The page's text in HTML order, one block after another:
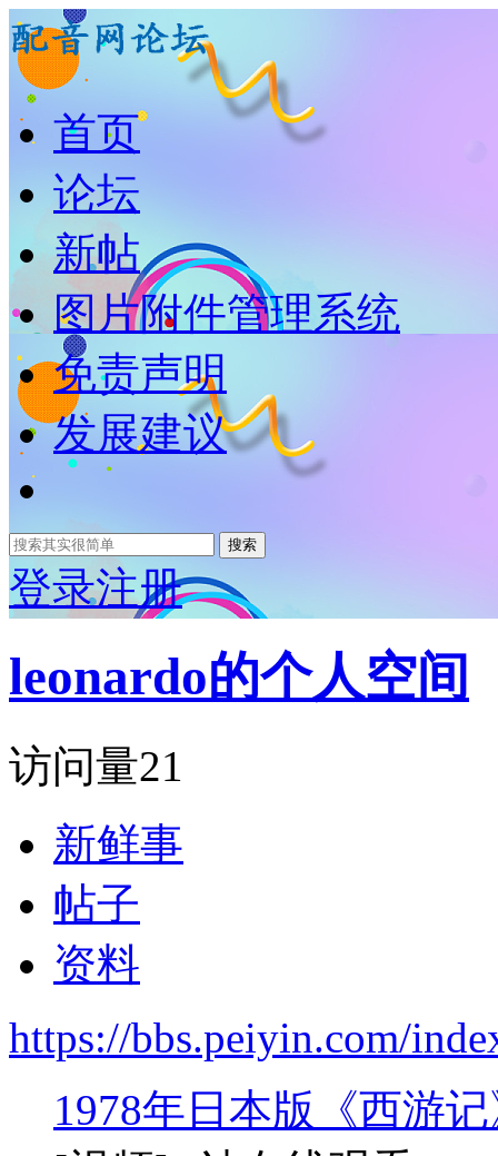
首页
论坛
新帖
图片附件管理系统
免责声明
发展建议
搜索
登录注册
leonardo的个人空间
访问量21
新鲜事
帖子
资料
https://bbs.peiyin.com/
1978年日本版《西游